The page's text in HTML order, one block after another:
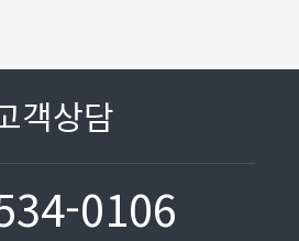
객상담
0106